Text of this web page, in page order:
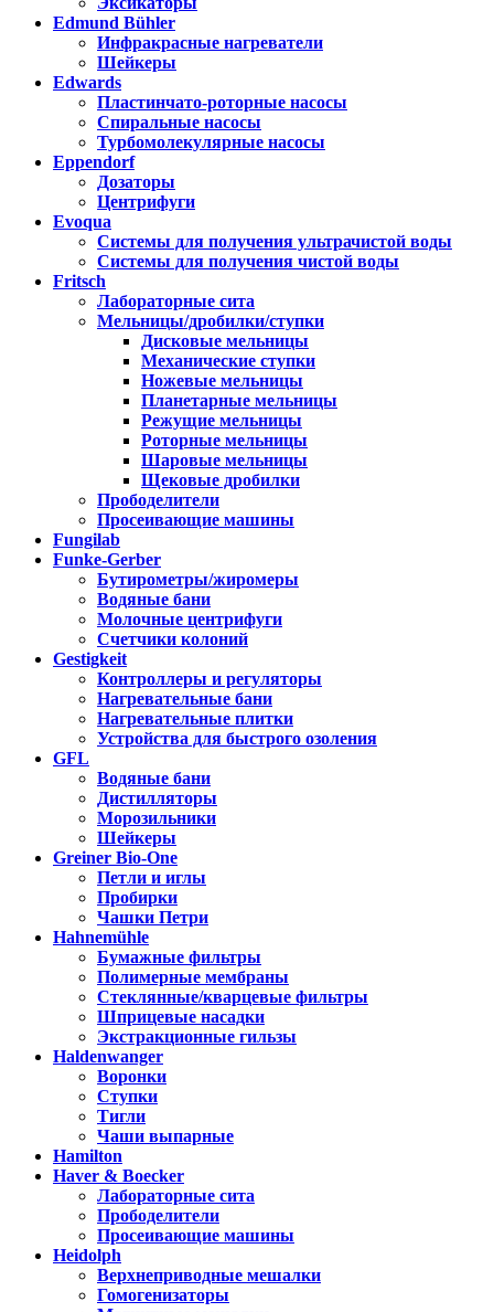
Edmund Bühler
Инфракрасные нагреватели
Шейкеры
Edwards
Пластинчато-роторные насосы
Спиральные насосы
Турбомолекулярные насосы
Eppendorf
Дозаторы
Центрифуги
Evoqua
Системы для получения ультрачистой воды
Системы для получения чистой воды
Fritsch
Лабораторные сита
Мельницы/дробилки/ступки
Дисковые мельницы
Механические ступки
Ножевые мельницы
Планетарные мельницы
Режущие мельницы
Роторные мельницы
Шаровые мельницы
Щековые дробилки
Прободелители
Просеивающие машины
Fungilab
Funke-Gerber
Бутирометры/жиромеры
Водяные бани
Молочные центрифуги
Счетчики колоний
Gestigkeit
Контроллеры и регуляторы
Нагревательные бани
Нагревательные плитки
Устройства для быстрого озоления
GFL
Водяные бани
Дистилляторы
Морозильники
Шейкеры
Greiner Bio-One
Петли и иглы
Пробирки
Чашки Петри
Hahnemühle
Бумажные фильтры
Полимерные мембраны
Стеклянные/кварцевые фильтры
Шприцевые насадки
Экстракционные гильзы
Haldenwanger
Воронки
Ступки
Тигли
Чаши выпарные
Hamilton
Haver & Boecker
Лабораторные сита
Прободелители
Просеивающие машины
Heidolph
Верхнеприводные мешалки
Гомогенизаторы